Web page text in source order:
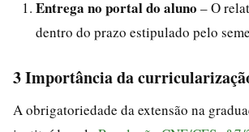
Entrega no portal do aluno – O
dentro do prazo estipulado pelo
3 Importância da
A obrigatoriedade da extensão na